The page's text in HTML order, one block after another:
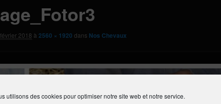
utilisons des cookies pour optimiser notre site web et notre service.
2018 à 2560 × 1920 dans Nos Chevaux